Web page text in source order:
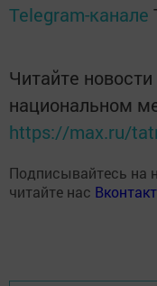
Telegram-канале
Читайте
национальном
https://max.ru/
Подписывайтесь на
читайте нас